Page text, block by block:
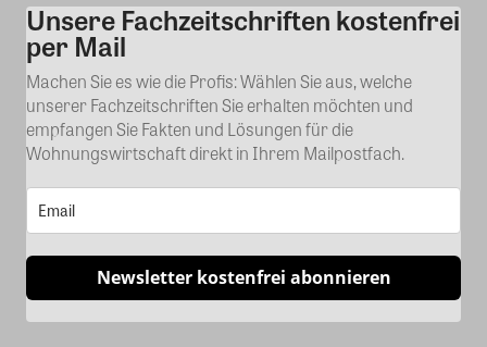
Kommentar
Unsere Fachzeitschriften kostenfrei
per Mail
Machen Sie es wie die Profis: Wählen Sie aus, welche
unserer Fachzeitschriften Sie erhalten möchten und
empfangen Sie Fakten und Lösungen für die
Wohnungswirtschaft direkt in Ihrem Mailpostfach.
Newsletter kostenfrei abonnieren